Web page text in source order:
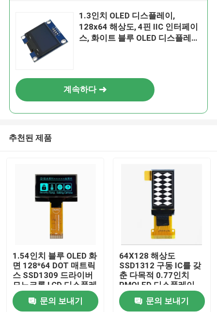
1.3인치 OLED 디스플레이,
128x64 해상도, 4핀 IIC 인터페이
스, 화이트 블루 OLED 디스플레이
계속하다
추천된 제품
1.54인치 블루 OLED 화
면 128*64 DOT 매트릭
스 SSD1309 드라이버
모노크롬 LCD 디스플레
이
문의 보내기
64X128 해상도
SSD1312 구동 IC를 갖
춘 다목적 0.77인치
PMOLED 디스플레이
문의 보내기